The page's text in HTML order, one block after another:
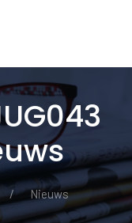
Nieuws